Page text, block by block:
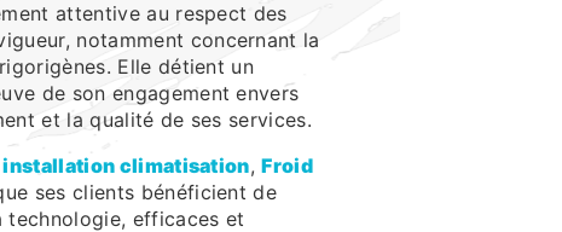
attentive au respect des
notamment concernant la
Elle détient un
de son engagement envers
et la qualité de ses services.
installation climatisation,Froid
ses clients bénéficient de
technologie, efficaces et